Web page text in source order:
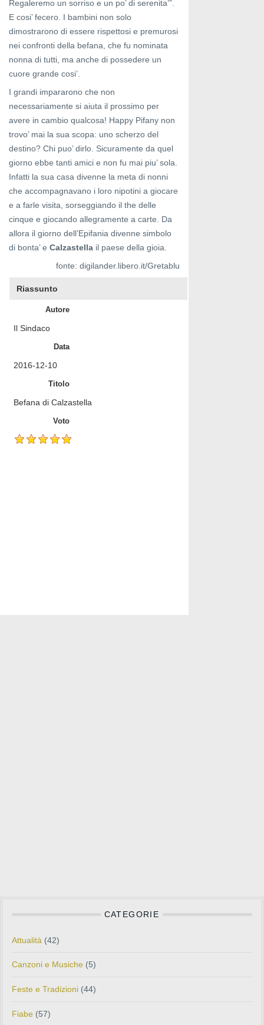
Regaleremo un sorriso e un po’ di serenita’”.
E cosi’ fecero. I bambini non solo
dimostrarono di essere rispettosi e premurosi
nei confronti della befana, che fu nominata
nonna di tutti, ma anche di possedere un
cuore grande cosi’.
I grandi impararono che non
necessariamente si aiuta il prossimo per
avere in cambio qualcosa! Happy Pifany non
trovo’ mai la sua scopa: uno scherzo del
destino? Chi puo’ dirlo. Sicuramente da quel
giorno ebbe tanti amici e non fu mai piu’ sola.
Infatti la sua casa divenne la meta di nonni
che accompagnavano i loro nipotini a giocare
e a farle visita, sorseggiando il the delle
cinque e giocando allegramente a carte. Da
allora il giorno dell’Epifania divenne simbolo
di bonta’ e Calzastella il paese della gioia.
fonte: digilander.libero.it/Gretablu
Riassunto
Autore
Il Sindaco
Data
2016-12-10
Titolo
Befana di Calzastella
Voto
CATEGORIE
Attualità (42)
Canzoni e Musiche (5)
Feste e Tradizioni (44)
Fiabe (57)